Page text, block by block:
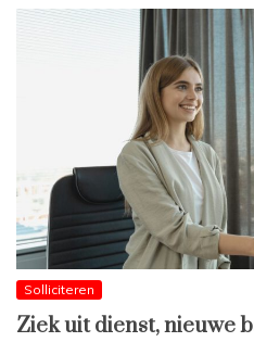
Solliciteren
Ziek uit dienst, nieuwe